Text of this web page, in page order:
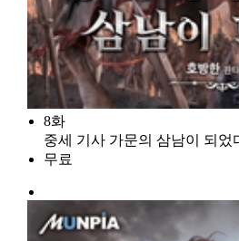
8화
중세 기사 가문의 삼남이 되었
무료